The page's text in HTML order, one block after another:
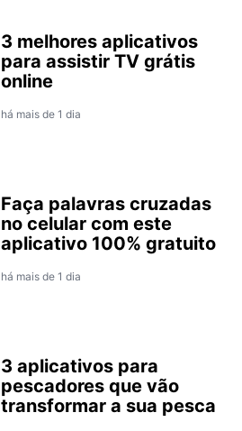
3 melhores aplicativos
para assistir TV grátis
online
há mais de 1 dia
Faça palavras cruzadas
no celular com este
aplicativo 100% gratuito
há mais de 1 dia
3 aplicativos para
pescadores que vão
transformar a sua pesca